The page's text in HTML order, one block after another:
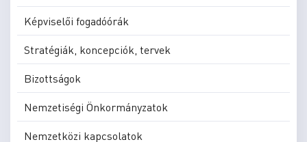
Képviselői fogadóórák
Stratégiák, koncepciók, tervek
Bizottságok
Nemzetiségi Önkormányzatok
Nemzetközi kapcsolatok